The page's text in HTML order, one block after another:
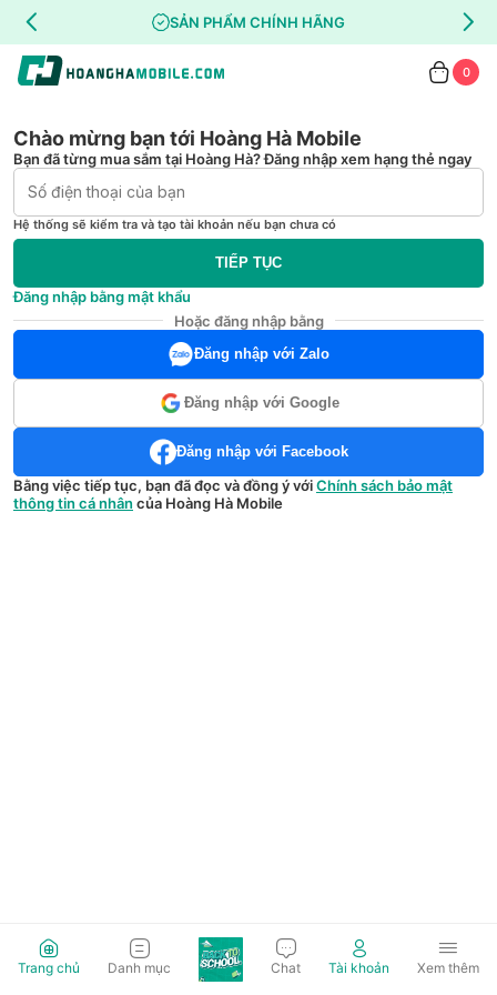
SẢN PHẨM CHÍNH HÃNG
0
Chào mừng bạn tới Hoàng Hà Mobile
Bạn đã từng mua sắm tại Hoàng Hà? Đăng nhập xem hạng thẻ ngay
Hệ thống sẽ kiểm tra và tạo tài khoản nếu bạn chưa có
TIẾP TỤC
Đăng nhập bằng mật khẩu
Hoặc đăng nhập bằng
Đăng nhập với Zalo
Đăng nhập với Google
Đăng nhập với Facebook
Bằng việc tiếp tục, bạn đã đọc và đồng ý vớiChính sách bảo mật
thông tin cá nhân của Hoàng Hà Mobile
Trang chủ Danh mục Chat Tài khoản Xem thêm